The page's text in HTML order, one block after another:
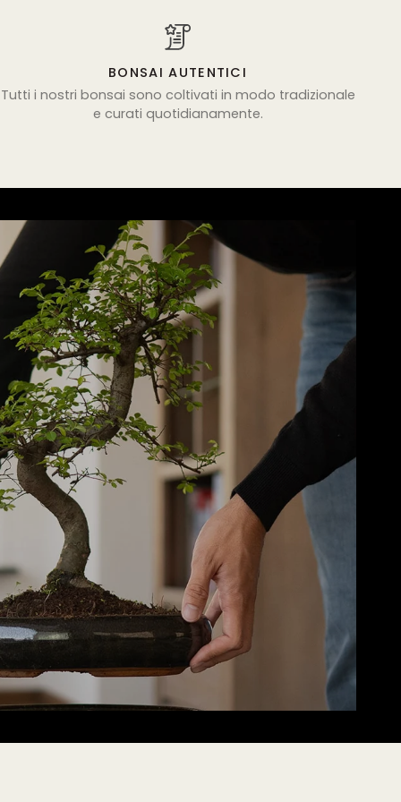
BONSAI AUTENTICI
Tutti i nostri bonsai sono coltivati in modo tradizionale
e curati quotidianamente.